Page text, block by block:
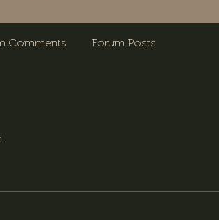
Comments Forum Posts